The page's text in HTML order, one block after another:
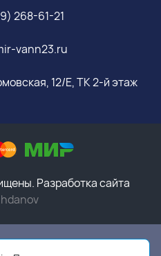
268-61-21
vann23.ru
12/Е, ТК 2-й этаж
Разработка сайта
носит исключительно